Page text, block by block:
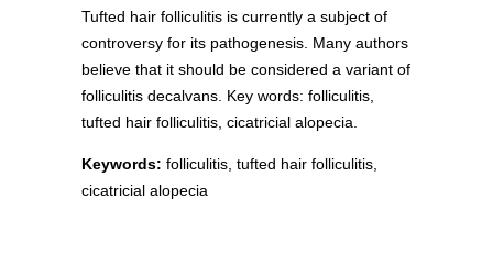
Tufted hair folliculitis is currently a subject of
controversy for its pathogenesis. Many authors
believe that it should be considered a variant of
folliculitis decalvans. Key words: folliculitis,
tufted hair folliculitis, cicatricial alopecia.
Keywords: folliculitis, tufted hair folliculitis,
cicatricial alopecia